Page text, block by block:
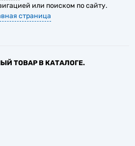
6
или поиском по сайту.
страница
ТОВАР В КАТАЛОГЕ.